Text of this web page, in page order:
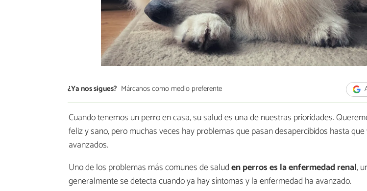
¿Ya nos sigues? Márcanos como medio preferente
Cuando tenemos un perro en casa, su salud es una de nuestras prioridades.
feliz y sano, pero muchas veces hay problemas que pasan desapercibidos hasta
avanzados.
Uno de los problemas más comunes de saluden perros es la enfermedad renal,
generalmente se detecta cuando ya hay síntomas y la enfermedad ha avanzado.